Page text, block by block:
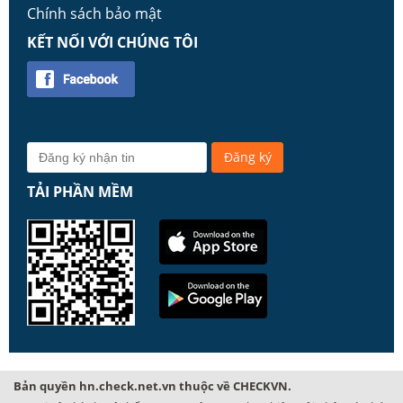
Chính sách bảo mật
KẾT NỐI VỚI CHÚNG TÔI
TẢI PHẦN MỀM
Bản quyền hn.check.net.vn thuộc về CHECKVN.